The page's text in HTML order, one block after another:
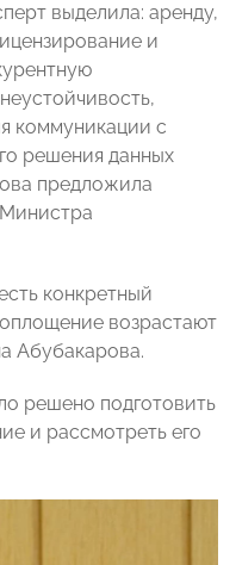
выделила: аренду,
и
коммуникации с
решения данных
предложила
конкретный
возрастают
Абубакарова.
решено подготовить
и рассмотреть его